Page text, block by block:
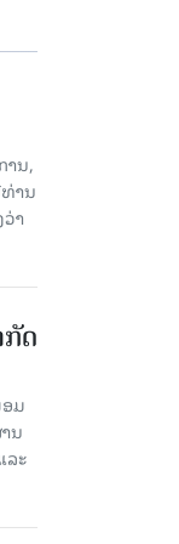
ານ,
ານ
າ
ດ
ມ
ນ​
ລະ